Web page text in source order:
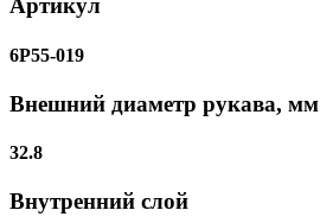
Артикул
6P55-019
Внешний диаметр рукава, мм
32.8
Внутренний слой